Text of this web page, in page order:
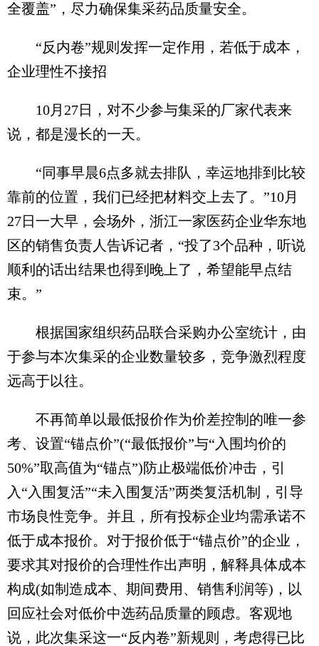
全覆盖”，尽力确保集采药品质量安全。
“反内卷”规则发挥一定作用，若低于成本，
企业理性不接招
10月27日，对不少参与集采的厂家代表来
说，都是漫长的一天。
“同事早晨6点多就去排队，幸运地排到比较
靠前的位置，我们已经把材料交上去了。”10月
27日一大早，会场外，浙江一家医药企业华东地
区的销售负责人告诉记者，“投了3个品种，听说
顺利的话出结果也得到晚上了，希望能早点结
束。”
根据国家组织药品联合采购办公室统计，由
于参与本次集采的企业数量较多，竞争激烈程度
远高于以往。
不再简单以最低报价作为价差控制的唯一参
考、设置“锚点价”(“最低报价”与“入围均价的
50%”取高值为“锚点”)防止极端低价冲击，引
入“入围复活”“未入围复活”两类复活机制，引导
市场良性竞争。并且，所有投标企业均需承诺不
低于成本报价。对于报价低于“锚点价”的企业，
要求其对报价的合理性作出声明，解释具体成本
构成(如制造成本、期间费用、销售利润等)，以
回应社会对低价中选药品质量的顾虑。客观地
说，此次集采这一“反内卷”新规则，考虑得已比